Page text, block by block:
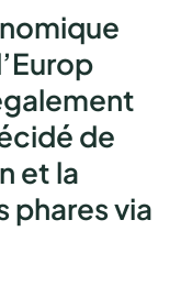
de
et la
phares via